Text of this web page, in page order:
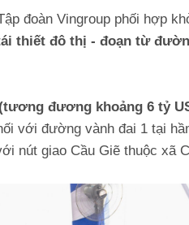
đoàn Vingroup phối hợp
thiết đô thị - đoạn từ
đương khoảng 6 tỷ
với đường vành đai 1 tại
nút giao Cầu Giẽ thuộc xã